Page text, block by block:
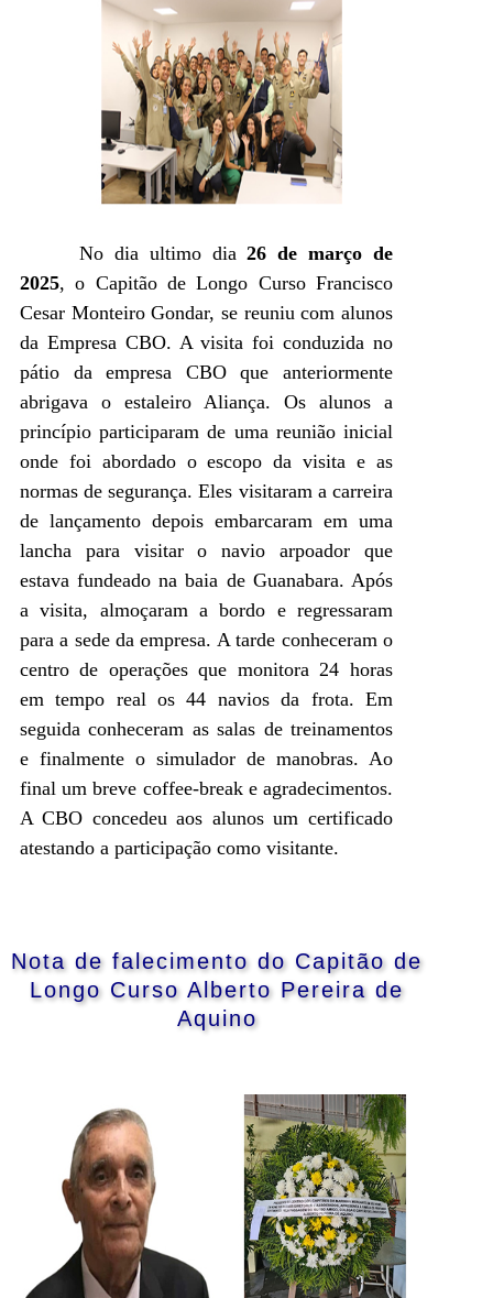
No dia ultimo dia26 de março de
2025, o Capitão de Longo Curso Francisco
Cesar Monteiro Gondar, se reuniu com alunos
da Empresa CBO. A visita foi conduzida no
pátio da empresa CBO que anteriormente
abrigava o estaleiro Aliança. Os alunos a
princípio participaram de uma reunião inicial
onde foi abordado o escopo da visita e as
normas de segurança. Eles visitaram a carreira
de lançamento depois embarcaram em uma
lancha para visitar o navio arpoador que
estava fundeado na baia de Guanabara. Após
a visita, almoçaram a bordo e regressaram
para a sede da empresa. A tarde conheceram o
centro de operações que monitora 24 horas
em tempo real os 44 navios da frota. Em
seguida conheceram as salas de treinamentos
e finalmente o simulador de manobras. Ao
final um breve coffee-break e agradecimentos.
A CBO concedeu aos alunos um certificado
atestando a participação como visitante.
Nota de falecimento do Capitão de
Longo Curso Alberto Pereira de
Aquino